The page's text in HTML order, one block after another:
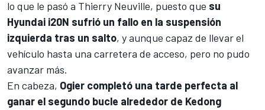
lo que le pasó a Thierry Neuville, puesto que su
Hyundai i20N sufrió un fallo en la suspensión
izquierda tras un salto, y aunque capaz de llevar el
vehículo hasta una carretera de acceso, pero no pudo
avanzar más.
En cabeza, Ogier completó una tarde perfecta al
ganar el segundo bucle alrededor de Kedong